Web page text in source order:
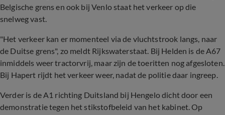
Belgische grens en ook bij Venlo staat het verkeer op die
snelweg vast.
"Het verkeer kan er momenteel via de vluchtstrook langs, naar
de Duitse grens", zo meldt Rijkswaterstaat. Bij Helden is de A67
inmiddels weer tractorvrij, maar zijn de toeritten nog afgesloten.
Bij Hapert rijdt het verkeer weer, nadat de politie daar ingreep.
Verder is de A1 richting Duitsland bij Hengelo dicht door een
demonstratie tegen het stikstofbeleid van het kabinet. Op